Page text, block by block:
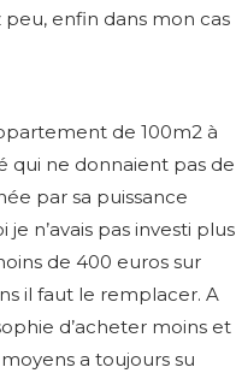
enfin dans mon cas
de 100m2 à
qui ne donnaient pas de
par sa puissance
n’avais pas investi plus
de 400 euros sur
il faut le remplacer. A
d’acheter moins et
a toujours su